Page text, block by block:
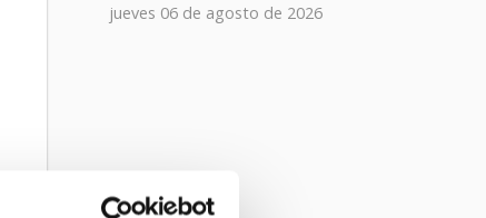
jueves 06 de agosto de 2026